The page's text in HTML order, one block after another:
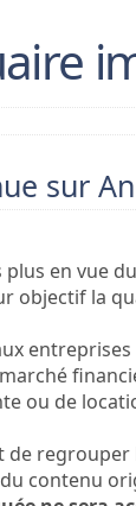
sur
en vue
objectif la
ou de
de
contenu